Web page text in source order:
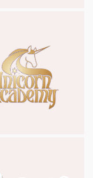
SPIDER-MAN